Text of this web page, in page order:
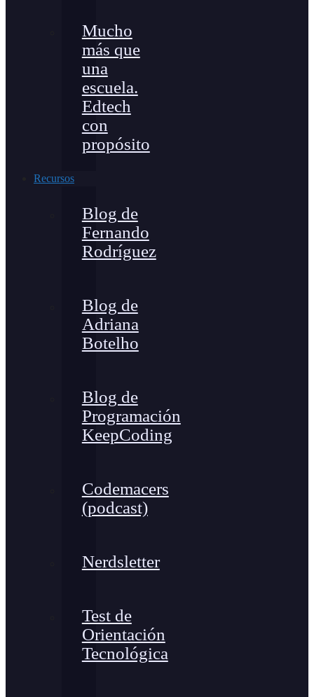
Mucho
más que
una
escuela.
Edtech
con
propósito
Recursos
Blog de
Fernando
Rodríguez
Blog de
Adriana
Botelho
Blog de
Programación
KeepCoding
Codemacers
(podcast)
Nerdsletter
Test de
Orientación
Tecnológica